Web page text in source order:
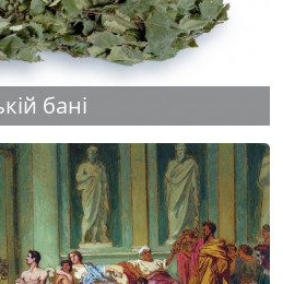
бані